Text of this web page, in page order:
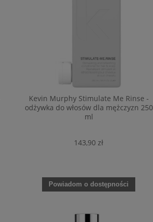
Kevin Murphy Stimulate Me Rinse -
odżywka do włosów dla mężczyzn 250
ml
143,90 zł
Powiadom o dostępności